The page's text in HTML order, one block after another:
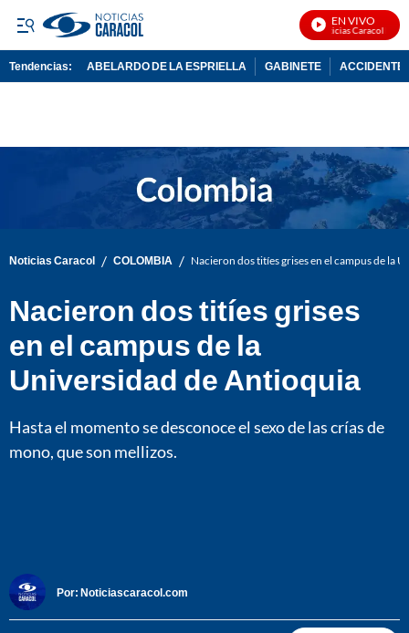
EN VIVO
Noticias Caracol En
Tendencias: ABELARDO DE LA ESPRIELLA GABINETE ACCIDENTE
Noticias Caracol / COLOMBIA / Nacieron dos titíes grises en el campus de la
Nacieron dos titíes grises
en el campus de la
Universidad de Antioquia
Hasta el momento se desconoce el sexo de las crías de
mono, que son mellizos.
Por: Noticiascaracol.com